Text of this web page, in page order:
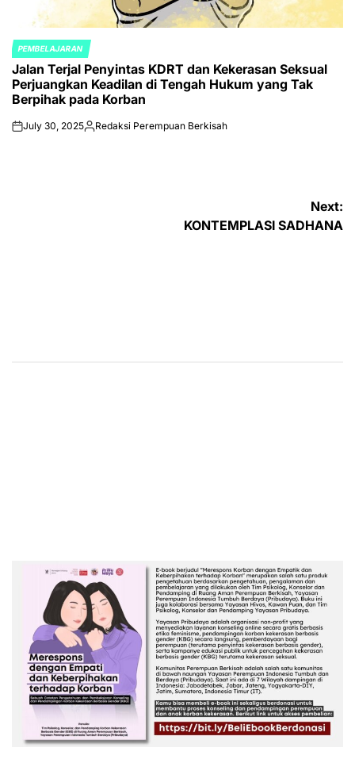
POSTED
IN
PEMBELAJARAN
Jalan Terjal Penyintas KDRT dan Kekerasan Seksual
Perjuangkan Keadilan di Tengah Hukum yang Tak
Berpihak pada Korban
onJuly 30, 2025Posted
Redaksi Perempuan Berkisah
Next:
KONTEMPLASI SADHANA